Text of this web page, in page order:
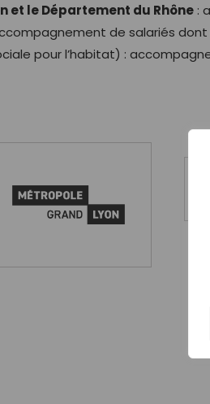
et le Département du Rhône:
de salariés
pour l’habitat) :